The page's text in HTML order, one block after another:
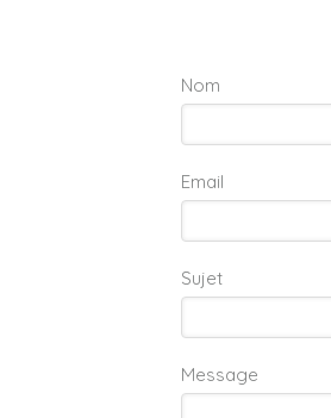
Nom
Email
Sujet
Message